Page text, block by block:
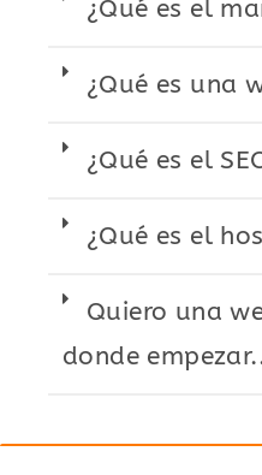
¿Qué es el
¿Qué es una
¿Qué es el
¿Qué es el
Quiero una
donde